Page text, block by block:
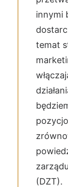
innymi
temat
(DZT).